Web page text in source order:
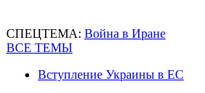
СПЕЦТЕМА: Война в Иране
ВСЕ ТЕМЫ
Вступление Украины в ЕС